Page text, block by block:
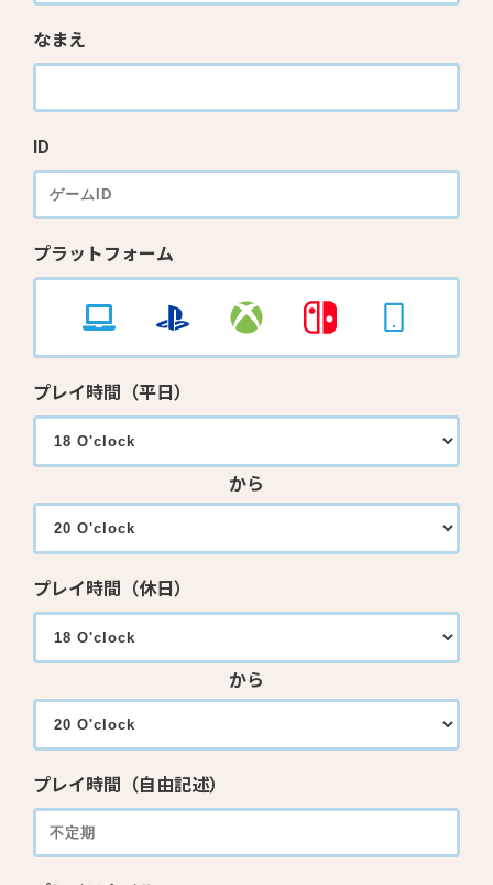
なまえ
ID
プラットフォーム
プレイ時間（平日）
から
プレイ時間（休日）
から
プレイ時間（自由記述）